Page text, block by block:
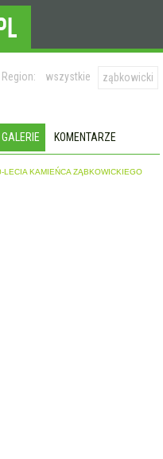
Region: wszystkie ząbkowicki
GALERIE KOMENTARZE
LECIA KAMIEŃCA ZĄBKOWICKIEGO